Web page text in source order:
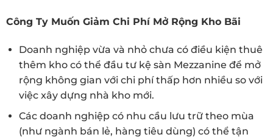
Công Ty Muốn Giảm Chi Phí Mở Rộng Kho Bãi
Doanh nghiệp vừa và nhỏ chưa có điều kiện thuê
thêm kho có thể đầu tư kệ sàn Mezzanine để mở
rộng không gian với chi phí thấp hơn nhiều so với
việc xây dựng nhà kho mới.
Các doanh nghiệp có nhu cầu lưu trữ theo mùa
(như ngành bán lẻ, hàng tiêu dùng) có thể tận